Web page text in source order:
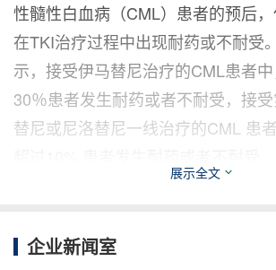
性髓性白血病（CML）患者的预后
在TKI治疗过程中出现耐药或不耐受
示，接受伊马替尼治疗的CML患者
30％患者发生耐药或者不耐受，接
替尼或尼洛替尼一线治疗的CML 患
对一种TKI耐药或者不耐受的CML-
展示全文
企业新闻室